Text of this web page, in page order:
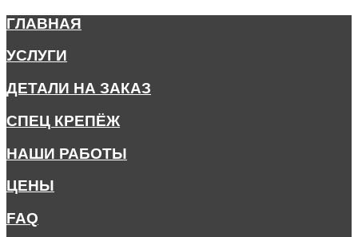
ГЛАВНАЯ
УСЛУГИ
ДЕТАЛИ НА ЗАКАЗ
СПЕЦ КРЕПЁЖ
НАШИ РАБОТЫ
ЦЕНЫ
FAQ